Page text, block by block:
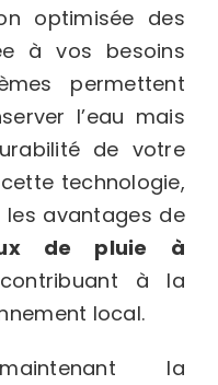
optimisée des
à vos besoins
permettent
l’eau mais
de votre
technologie,
les avantages de
de pluie à
à la
local.
la